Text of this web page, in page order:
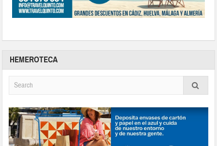
HEMEROTECA